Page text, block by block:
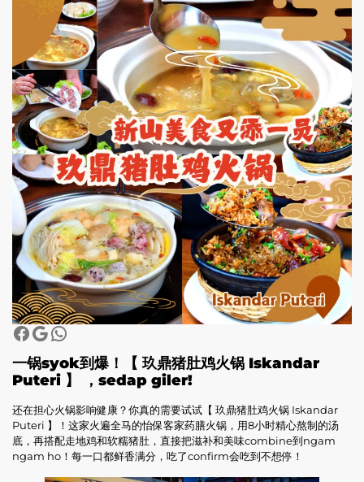
一锅syok到爆！
【 玖鼎猪肚鸡火锅 Iskandar
Puteri 】
，sedap giler!
还在担心火锅影响健康？你真的需要试试【 玖鼎猪肚鸡火锅 Iskandar
Puteri 】！这家火遍全马的怡保客家药膳火锅，用8小时精心熬制的汤
底，再搭配走地鸡和软糯猪肚，直接把滋补和美味combine到ngam
ngam ho！每一口都鲜香满分，吃了confirm会吃到不想停！